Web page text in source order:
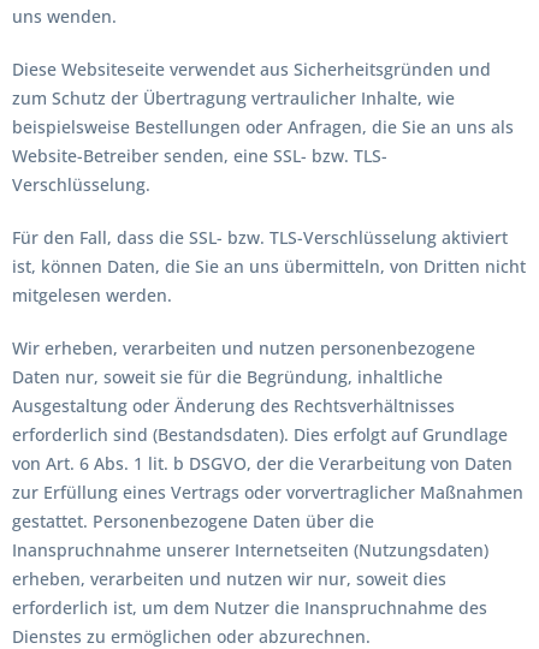
uns wenden.
Diese Websiteseite verwendet aus Sicherheitsgründen und
zum Schutz der Übertragung vertraulicher Inhalte, wie
beispielsweise Bestellungen oder Anfragen, die Sie an uns als
Website-Betreiber senden, eine SSL- bzw. TLS-
Verschlüsselung.
Für den Fall, dass die SSL- bzw. TLS-Verschlüsselung aktiviert
ist, können Daten, die Sie an uns übermitteln, von Dritten nicht
mitgelesen werden.
Wir erheben, verarbeiten und nutzen personenbezogene
Daten nur, soweit sie für die Begründung, inhaltliche
Ausgestaltung oder Änderung des Rechtsverhältnisses
erforderlich sind (Bestandsdaten). Dies erfolgt auf Grundlage
von Art. 6 Abs. 1 lit. b DSGVO, der die Verarbeitung von Daten
zur Erfüllung eines Vertrags oder vorvertraglicher Maßnahmen
gestattet. Personenbezogene Daten über die
Inanspruchnahme unserer Internetseiten (Nutzungsdaten)
erheben, verarbeiten und nutzen wir nur, soweit dies
erforderlich ist, um dem Nutzer die Inanspruchnahme des
Dienstes zu ermöglichen oder abzurechnen.